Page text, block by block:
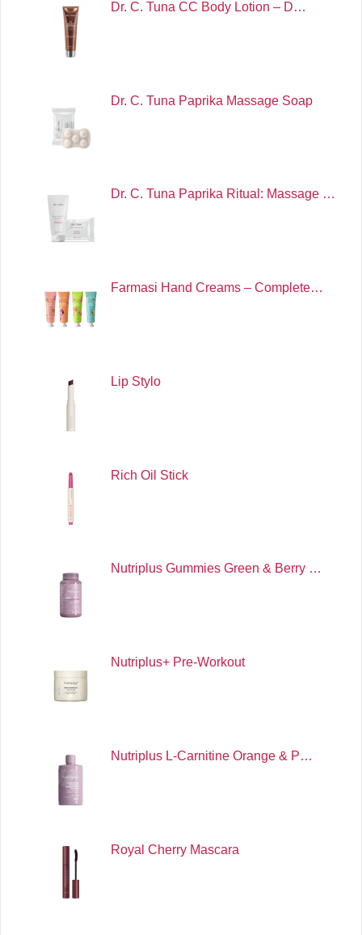
Dr. C. Tuna CC Body Lotion – D…
Dr. C. Tuna Paprika Massage Soap
Dr. C. Tuna Paprika Ritual: Massage …
Farmasi Hand Creams – Complete…
Lip Stylo
Rich Oil Stick
Nutriplus Gummies Green & Berry …
Nutriplus+ Pre-Workout
Nutriplus L-Carnitine Orange & P…
Royal Cherry Mascara